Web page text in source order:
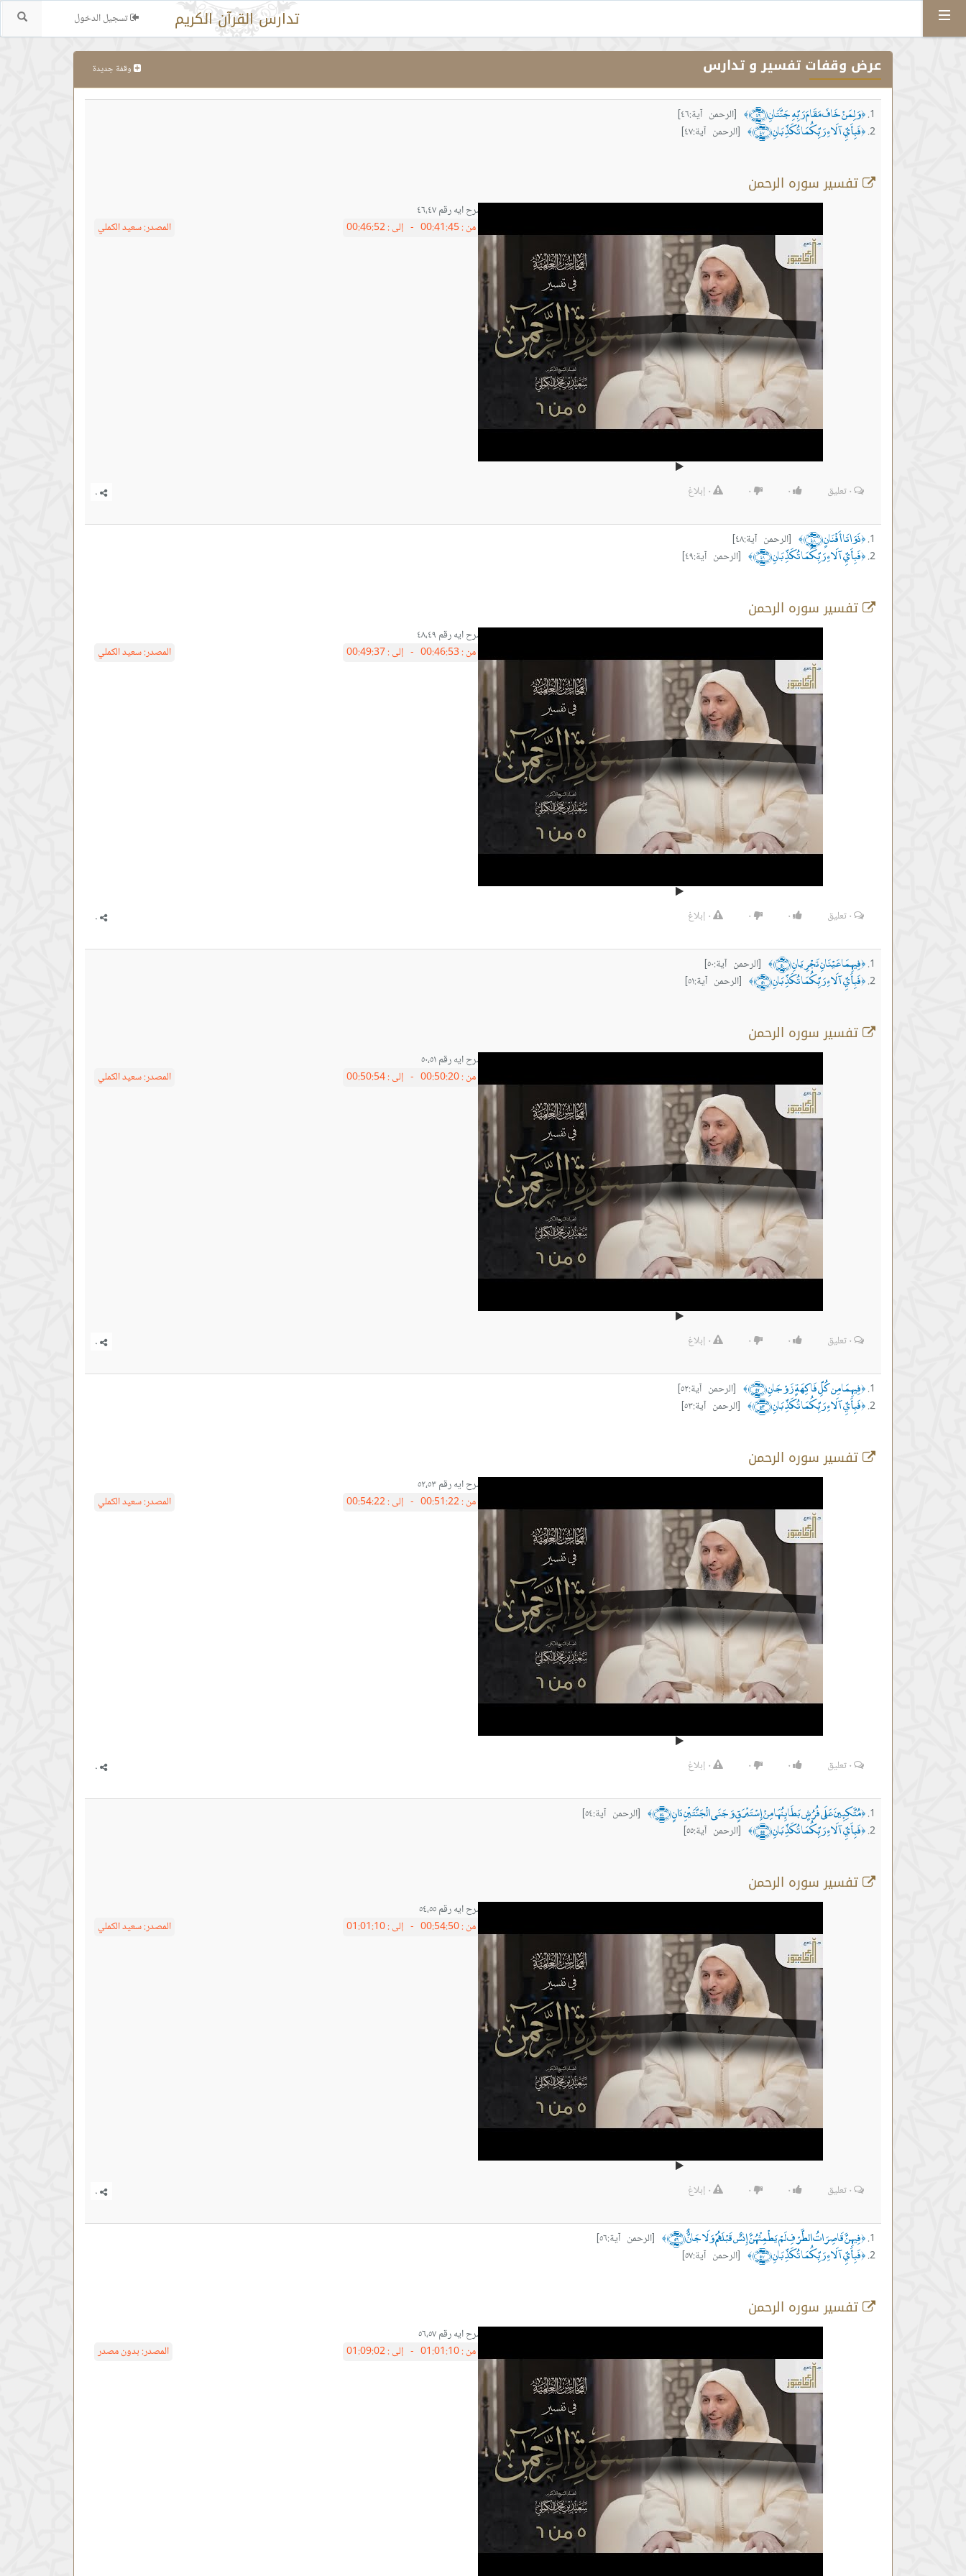
تسجيل الدخول تدارس القرآن الكريم
عرض وقفات تفسير و تدارس وقفة جديدة
﴿وَلِمَنْ خَافَ مَقَامَ رَبِّهِ جَنَّتَانِ ﴿٤٦﴾ ﴾ [الرحمن آية:٤٦]
﴿فَبِأَيِّ آلَاءِ رَبِّكُمَا تُكَذِّبَانِ ﴿٤٧﴾ ﴾ [الرحمن آية:٤٧]
تفسير سوره الرحمن
شرح ايه رقم ٤٦،٤٧
من :00:41:45 - إلى :00:46:52 المصدر:سعيد الكملي
٠تعليق ٠ ٠ ٠ إبلاغ
﴿ذَوَاتَا أَفْنَانٍ ﴿٤٨﴾ ﴾ [الرحمن آية:٤٨]
﴿فَبِأَيِّ آلَاءِ رَبِّكُمَا تُكَذِّبَانِ ﴿٤٩﴾ ﴾ [الرحمن آية:٤٩]
تفسير سوره الرحمن
شرح ايه رقم ٤٨،٤٩
من :00:46:53 - إلى :00:49:37 المصدر:سعيد الكملي
٠تعليق ٠ ٠ ٠ إبلاغ
﴿فِيهِمَا عَيْنَانِ تَجْرِيَانِ ﴿٥٠﴾ ﴾ [الرحمن آية:٥٠]
﴿فَبِأَيِّ آلَاءِ رَبِّكُمَا تُكَذِّبَانِ ﴿٥١﴾ ﴾ [الرحمن آية:٥١]
تفسير سوره الرحمن
شرح ايه رقم ٥٠،٥١
من :00:50:20 - إلى :00:50:54 المصدر:سعيد الكملي
٠تعليق ٠ ٠ ٠ إبلاغ
﴿فِيهِمَا مِن كُلِّ فَاكِهَةٍ زَوْجَانِ ﴿٥٢﴾ ﴾ [الرحمن آية:٥٢]
﴿فَبِأَيِّ آلَاءِ رَبِّكُمَا تُكَذِّبَانِ ﴿٥٣﴾ ﴾ [الرحمن آية:٥٣]
تفسير سوره الرحمن
شرح ايه رقم ٥٢،٥٣
من :00:51:22 - إلى :00:54:22 المصدر:سعيد الكملي
٠تعليق ٠ ٠ ٠ إبلاغ
﴿مُتَّكِئِينَ عَلَى فُرُشٍ بَطَائِنُهَا مِنْ إِسْتَبْرَقٍ وَجَنَى الْجَنَّتَيْنِ دَانٍ ﴿٥٤﴾ ﴾ [الرحمن آية:٥٤]
﴿فَبِأَيِّ آلَاءِ رَبِّكُمَا تُكَذِّبَانِ ﴿٥٥﴾ ﴾ [الرحمن آية:٥٥]
تفسير سوره الرحمن
شرح ايه رقم ٥٤،٥٥
من :00:54:50 - إلى :01:01:10 المصدر:سعيد الكملي
٠تعليق ٠ ٠ ٠ إبلاغ
﴿فِيهِنَّ قَاصِرَاتُ الطَّرْفِ لَمْ يَطْمِثْهُنَّ إِنسٌ قَبْلَهُمْ وَلَا جَانٌّ ﴿٥٦﴾ ﴾ [الرحمن آية:٥٦]
﴿فَبِأَيِّ آلَاءِ رَبِّكُمَا تُكَذِّبَانِ ﴿٥٧﴾ ﴾ [الرحمن آية:٥٧]
تفسير سوره الرحمن
شرح ايه رقم ٥٦،٥٧
من :01:01:10 - إلى :01:09:02 المصدر:بدون مصدر